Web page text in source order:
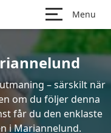
Menu
– särskilt när
om du följer denna
får du den enklaste
i Mariannelund.